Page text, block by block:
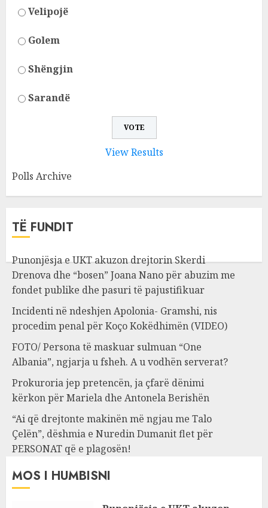
Velipojë
Golem
Shëngjin
Sarandë
View Results
Polls Archive
TË FUNDIT
Punonjësja e UKT akuzon drejtorin Skerdi
Drenova dhe “bosen” Joana Nano për abuzim me
fondet publike dhe pasuri të pajustifikuar
Incidenti në ndeshjen Apolonia- Gramshi, nis
procedim penal për Koço Kokëdhimën (VIDEO)
FOTO/ Persona të maskuar sulmuan “One
Albania”, ngjarja u fsheh. A u vodhën serverat?
Prokuroria jep pretencën, ja çfarë dënimi
kërkon për Mariela dhe Antonela Berishën
“Ai që drejtonte makinën më ngjau me Talo
Çelën”, dëshmia e Nuredin Dumanit flet për
PERSONAT që e plagosën!
MOS I HUMBISNI